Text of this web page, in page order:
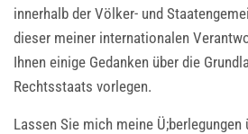
innerhalb der Völker- und
dieser meiner internationalen
Ihnen einige Gedanken über die
Rechtsstaats vorlegen.
Lassen Sie mich meine Ü;berlegungen